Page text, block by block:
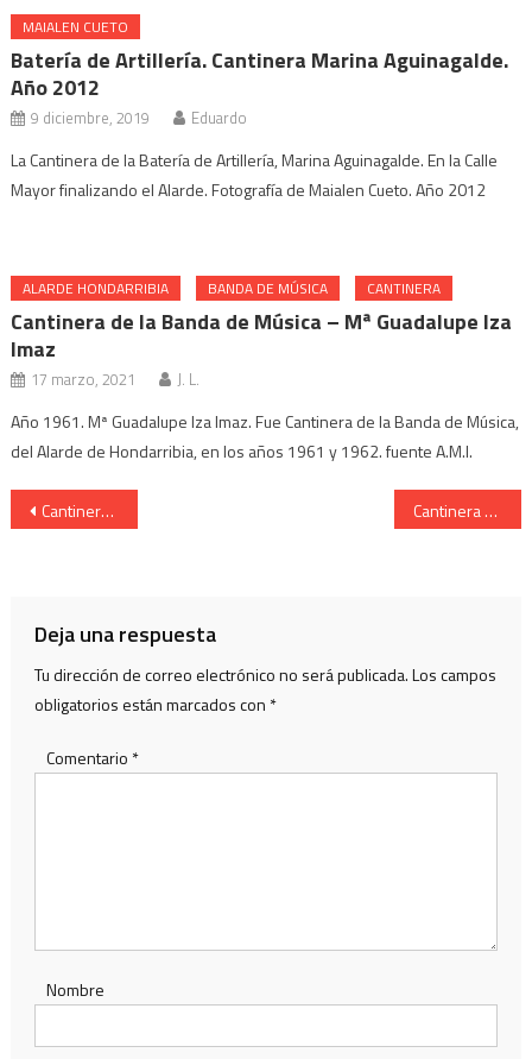
MAIALEN CUETO
Batería de Artillería. Cantinera Marina Aguinagalde.
Año 2012
9 diciembre, 2019 Eduardo
La Cantinera de la Batería de Artillería, Marina Aguinagalde. En la Calle
Mayor finalizando el Alarde. Fotografía de Maialen Cueto. Año 2012
ALARDE HONDARRIBIA BANDA DE MÚSICA CANTINERA
Cantinera de la Banda de Música – Mª Guadalupe Iza
Imaz
17 marzo, 2021 J. L.
Año 1961. Mª Guadalupe Iza Imaz. Fue Cantinera de la Banda de Música,
del Alarde de Hondarribia, en los años 1961 y 1962. fuente A.M.I.
Navegación
Cantinera de la Compañía Kosta – Lupe Olaso Goñi Cantinera de la Compañía Kosta – Lupe Iza Etxegaray
Deja una respuesta
Tu dirección de correo electrónico no será publicada.Los campos
obligatorios están marcados con *
Comentario *
Nombre